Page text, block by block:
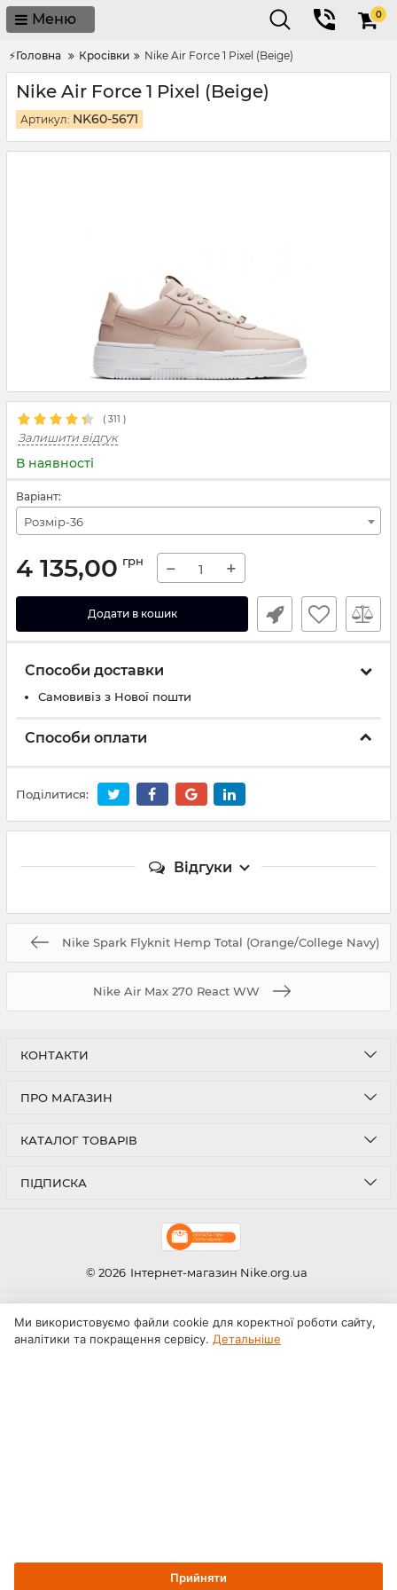
Меню 0
⚡Головна Кросівки Nike Air Force 1 Pixel (Beige)
Nike Air Force 1 Pixel (Beige)
Артикул: NK60-5671
( 311 )
Залишити відгук
В наявності
Варіант:
Розмір-36
4 135,00 грн − +
Додати в кошик
Способи доставки
Самовивіз з Нової пошти
Способи оплати
Поділитися:
Відгуки
Nike Spark Flyknit Hemp Total (Orange/College Navy)
Nike Air Max 270 React WW
КОНТАКТИ
ПРО МАГАЗИН
КАТАЛОГ ТОВАРІВ
ПІДПИСКА
© 2026 Інтернет-магазин Nike.org.ua
Ми використовуємо файли cookie для коректної роботи сайту,
аналітики та покращення сервісу. Детальніше
Прийняти